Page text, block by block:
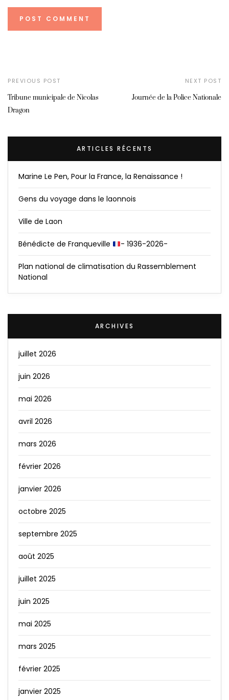
PREVIOUS POST
Tribune municipale de Nicolas
Dragon
NEXT POST
Journée de la Police Nationale
ARTICLES RÉCENTS
Marine Le Pen, Pour la France, la Renaissance !
Gens du voyage dans le laonnois
Ville de Laon
Bénédicte de Franqueville - 1936-2026-
Plan national de climatisation du Rassemblement
National
ARCHIVES
juillet 2026
juin 2026
mai 2026
avril 2026
mars 2026
février 2026
janvier 2026
octobre 2025
septembre 2025
août 2025
juillet 2025
juin 2025
mai 2025
mars 2025
février 2025
janvier 2025